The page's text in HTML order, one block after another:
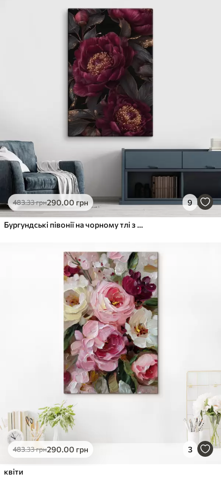
483.33грн290.00 грн 9
Бургундські півонії на чорному тлі з жовтими акцентами
483.33грн290.00 грн 3
квіти